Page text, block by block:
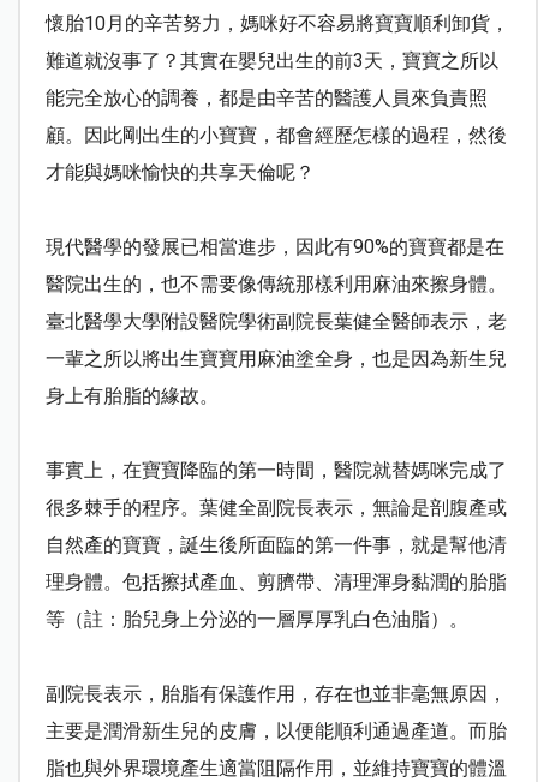
懷胎10月的辛苦努力，媽咪好不容易將寶寶順利卸貨，
難道就沒事了？其實在嬰兒出生的前3天，寶寶之所以
能完全放心的調養，都是由辛苦的醫護人員來負責照
顧。因此剛出生的小寶寶，都會經歷怎樣的過程，然後
才能與媽咪愉快的共享天倫呢？
現代醫學的發展已相當進步，因此有90%的寶寶都是在
醫院出生的，也不需要像傳統那樣利用麻油來擦身體。
臺北醫學大學附設醫院學術副院長葉健全醫師表示，老
一輩之所以將出生寶寶用麻油塗全身，也是因為新生兒
身上有胎脂的緣故。
事實上，在寶寶降臨的第一時間，醫院就替媽咪完成了
很多棘手的程序。葉健全副院長表示，無論是剖腹產或
自然產的寶寶，誕生後所面臨的第一件事，就是幫他清
理身體。包括擦拭產血、剪臍帶、清理渾身黏潤的胎脂
等（註：胎兒身上分泌的一層厚厚乳白色油脂）。
副院長表示，胎脂有保護作用，存在也並非毫無原因，
主要是潤滑新生兒的皮膚，以便能順利通過產道。而胎
脂也與外界環境產生適當阻隔作用，並維持寶寶的體溫